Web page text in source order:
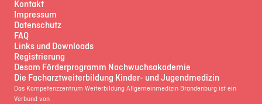
Kontakt
Impressum
Datenschutz
FAQ
Links und Downloads
Registrierung
Desam Förderprogramm Nachwuchsakademie
Die Facharztweiterbildung Kinder- und Jugendmedizin
Das Kompetenzzentrum Weiterbildung Allgemeinmedizin Brandenburg ist ein
Verbund von